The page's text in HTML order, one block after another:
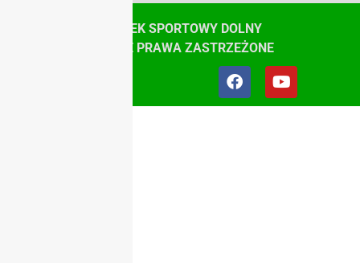
© SZKOLNY ZWIĄZEK SPORTOWY DOLNY
ŚLĄSK, WSZYSTKIE PRAWA ZASTRZEŻONE